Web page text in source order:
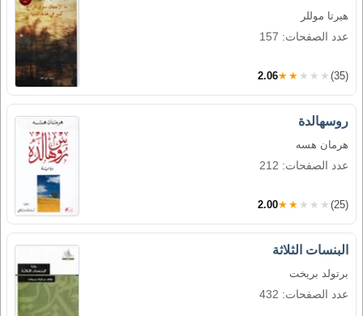
هيرتا موللر
عدد الصفحات: 157
2.06★★★★★ (35)
روسهالدة
هرمان هسه
عدد الصفحات: 212
2.00★★★★★ (25)
البنسات الثلاثة
برتولد بريخت
عدد الصفحات: 432